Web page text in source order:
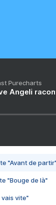
Purecharts
Angeli
"Avant de partir"
"Bouge de là"
vais vite"